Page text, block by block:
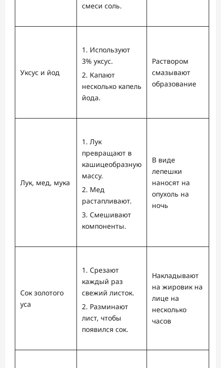
смеси соль.
Уксус и йод
Используют
3% уксус.
Капают
несколько капель
йода.
Раствором
смазывают
образование
Лук, мед, мука
Лук
превращают в
кашицеобразную
массу.
Мед
растапливают.
Смешивают
компоненты.
В виде
лепешки
наносят на
опухоль на
ночь
Сок золотого
уса
Срезают
каждый раз
свежий листок.
Разминают
лист, чтобы
появился сок.
Накладывают
на жировик на
лице на
несколько
часов